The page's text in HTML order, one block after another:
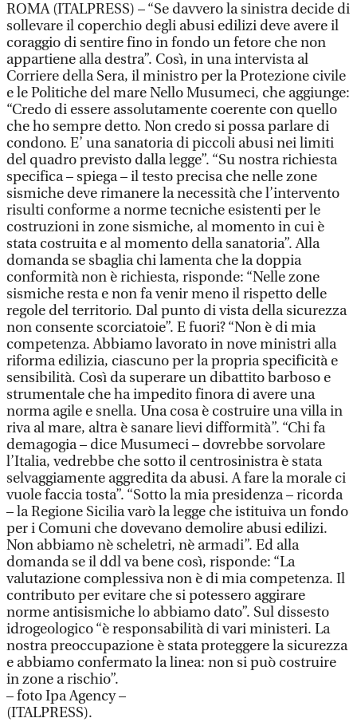
ROMA (ITALPRESS) – “Se davvero la sinistra decide di
sollevare il coperchio degli abusi edilizi deve avere il
coraggio di sentire fino in fondo un fetore che non
appartiene alla destra”. Così, in una intervista al
Corriere della Sera, il ministro per la Protezione civile
e le Politiche del mare Nello Musumeci, che aggiunge:
“Credo di essere assolutamente coerente con quello
che ho sempre detto. Non credo si possa parlare di
condono. E’ una sanatoria di piccoli abusi nei limiti
del quadro previsto dalla legge”. “Su nostra richiesta
specifica – spiega – il testo precisa che nelle zone
sismiche deve rimanere la necessità che l’intervento
risulti conforme a norme tecniche esistenti per le
costruzioni in zone sismiche, al momento in cui è
stata costruita e al momento della sanatoria”. Alla
domanda se sbaglia chi lamenta che la doppia
conformità non è richiesta, risponde: “Nelle zone
sismiche resta e non fa venir meno il rispetto delle
regole del territorio. Dal punto di vista della sicurezza
non consente scorciatoie”. E fuori? “Non è di mia
competenza. Abbiamo lavorato in nove ministri alla
riforma edilizia, ciascuno per la propria specificità e
sensibilità. Così da superare un dibattito barboso e
strumentale che ha impedito finora di avere una
norma agile e snella. Una cosa è costruire una villa in
riva al mare, altra è sanare lievi difformità”. “Chi fa
demagogia – dice Musumeci – dovrebbe sorvolare
l’Italia, vedrebbe che sotto il centrosinistra è stata
selvaggiamente aggredita da abusi. A fare la morale ci
vuole faccia tosta”. “Sotto la mia presidenza – ricorda
– la Regione Sicilia varò la legge che istituiva un fondo
per i Comuni che dovevano demolire abusi edilizi.
Non abbiamo nè scheletri, nè armadi”. Ed alla
domanda se il ddl va bene così, risponde: “La
valutazione complessiva non è di mia competenza. Il
contributo per evitare che si potessero aggirare
norme antisismiche lo abbiamo dato”. Sul dissesto
idrogeologico “è responsabilità di vari ministeri. La
nostra preoccupazione è stata proteggere la sicurezza
e abbiamo confermato la linea: non si può costruire
in zone a rischio”.
– foto Ipa Agency –
(ITALPRESS).